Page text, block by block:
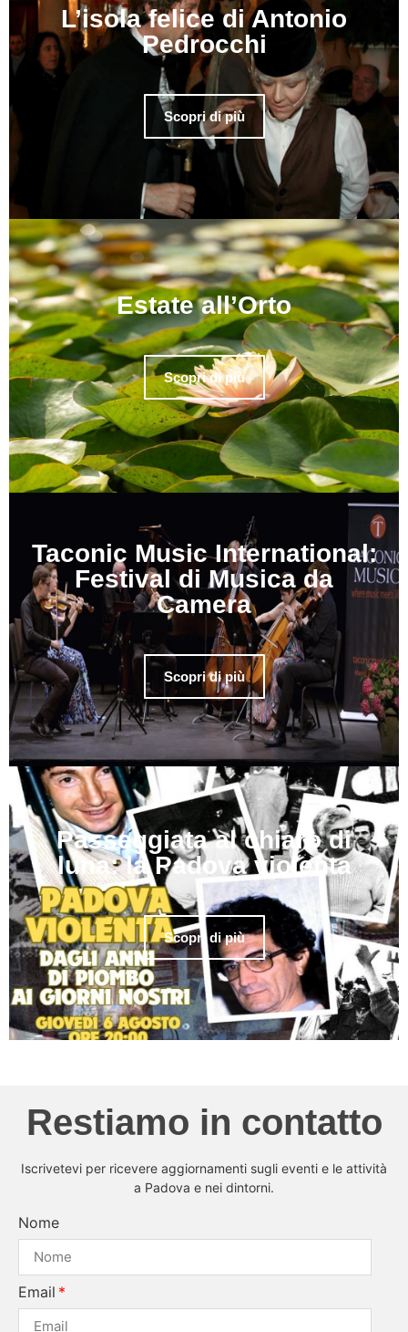
L’isola felice di Antonio
Pedrocchi
Scopri di più
Estate all’Orto
Scopri di più
Taconic Music International:
Festival di Musica da
Camera
Scopri di più
Passeggiata al chiaro di
luna: la Padova violenta
Scopri di più
Restiamo in contatto
Iscrivetevi per ricevere aggiornamenti sugli eventi e le attività
a Padova e nei dintorni.
Nome
Email